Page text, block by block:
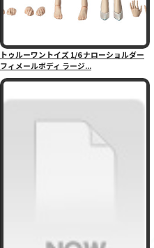
トゥルーワントイズ 1/6 ナローショルダー
フィメールボディ ラージ...